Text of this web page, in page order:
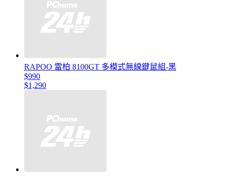
RAPOO 雷柏 8100GT 多模式無線鍵鼠組-黑
$990
$1,290